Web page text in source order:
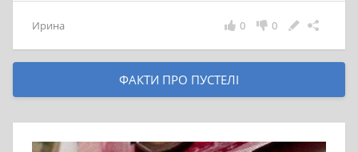
Ирина 0
0
ФАКТИ ПРО ПУСТЕЛІ